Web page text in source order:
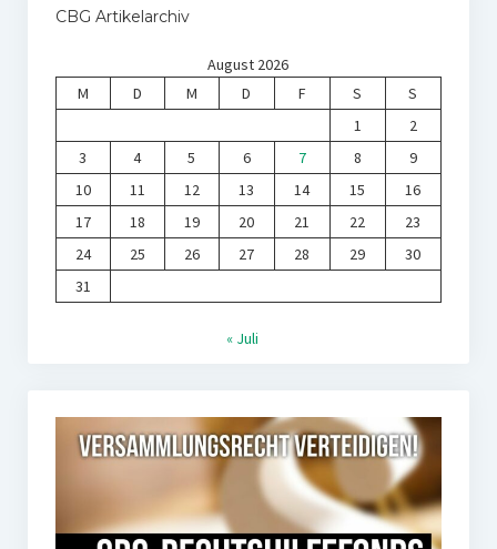
CBG Artikelarchiv
August 2026
M
D M D F S
S
1
2
3
4 5 6 7 8
9
10
11 12 13 14 15
16
17
18 19 20 21 22
23
24
25 26 27 28 29
30
31
« Juli